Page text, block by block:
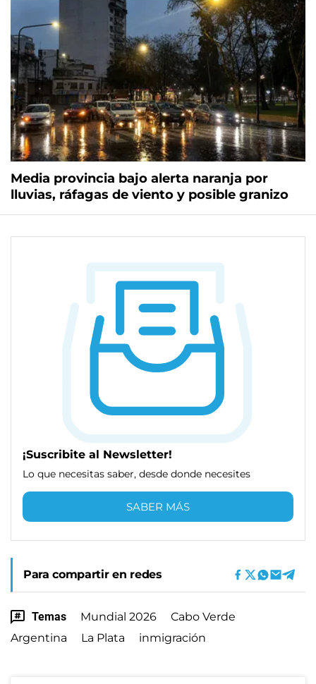
Media provincia bajo alerta naranja por
lluvias, ráfagas de viento y posible granizo
¡Suscribite al Newsletter!
Lo que necesitas saber, desde donde necesites
SABER MÁS
Para compartir en redes
Temas Mundial 2026
Cabo Verde
Argentina
La Plata inmigración